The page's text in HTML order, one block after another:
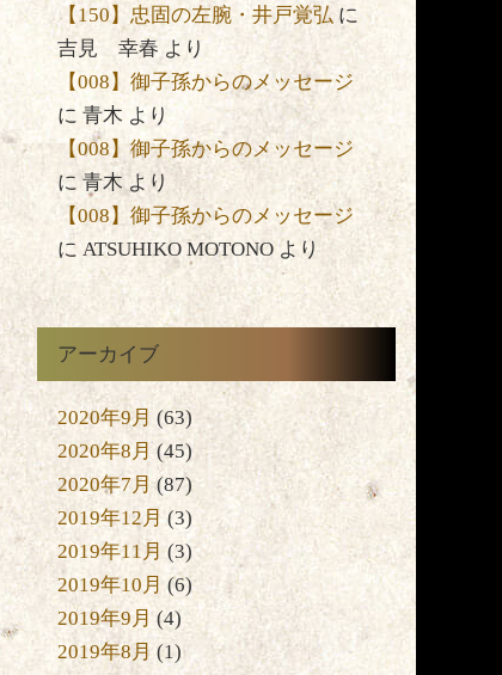
【150】忠固の左腕・井戸覚弘 に
吉見 幸春 より
【008】御子孫からのメッセージ
に 青木 より
【008】御子孫からのメッセージ
に青木 より
【008】御子孫からのメッセージ
にATSUHIKO MOTONO より
アーカイブ
2020年9月 (63)
2020年8月(45)
2020年7月(87)
2019年12月 (3)
2019年11月 (3)
2019年10月 (6)
2019年9月(4)
2019年8月 (1)